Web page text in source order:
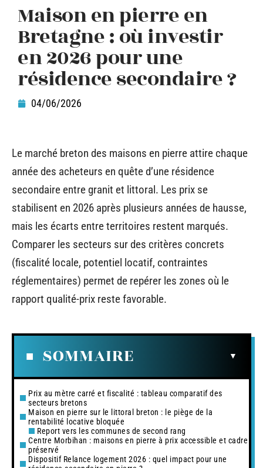
Maison en pierre en
Bretagne : où investir
en 2026 pour une
résidence secondaire ?
04/06/2026
Le marché breton des maisons en pierre attire chaque
année des acheteurs en quête d’une résidence
secondaire entre granit et littoral. Les prix se
stabilisent en 2026 après plusieurs années de hausse,
mais les écarts entre territoires restent marqués.
Comparer les secteurs sur des critères concrets
(fiscalité locale, potentiel locatif, contraintes
réglementaires) permet de repérer les zones où le
rapport qualité-prix reste favorable.
SOMMAIRE
Prix au mètre carré et fiscalité : tableau comparatif des
secteurs bretons
Maison en pierre sur le littoral breton : le piège de la
rentabilité locative bloquée
Report vers les communes de second rang
Centre Morbihan : maisons en pierre à prix accessible et cadre
préservé
Dispositif Relance logement 2026 : quel impact pour une